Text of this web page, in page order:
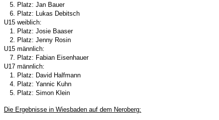
5. Platz: Jan Bauer
6. Platz: Lukas Debitsch
U15 weiblich:
1. Platz: Josie Baaser
2. Platz: Jenny Rosin
U15 männlich:
7. Platz: Fabian Eisenhauer
U17 männlich:
1. Platz: David Halfmann
4. Platz: Yannic Kuhn
5. Platz: Simon Klein
Die Ergebnisse in Wiesbaden auf dem Neroberg: